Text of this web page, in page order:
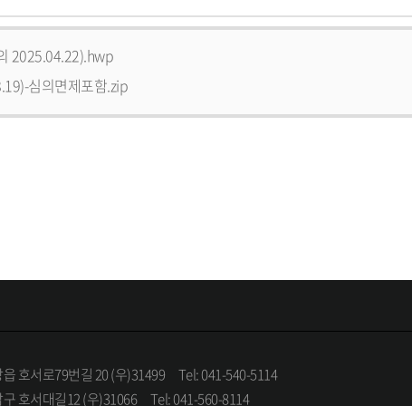
2025.04.22).hwp
심의면제포함.zip
호서로79번길 20 (우)31499
Tel: 041-540-5114
호서대길12 (우)31066 Tel: 041-560-8114